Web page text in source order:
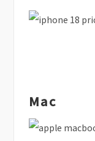
Mac